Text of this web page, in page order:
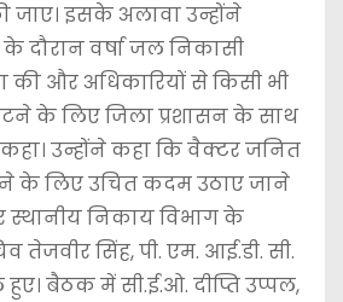
जाए। इसके अलावा उन्होंने
वर्षा जल निकासी
की और अधिकारियों से किसी भी
के लिए जिला प्रशासन के साथ
उन्होंने कहा कि वैक्टर जनित
के लिए उचित कदम उठाए जाने
स्थानीय निकाय विभाग के
तेजवीर सिंह, पी. एम. आई.डी. सी.
बैठक में सी.ई.ओ. दीप्ति उप्पल,